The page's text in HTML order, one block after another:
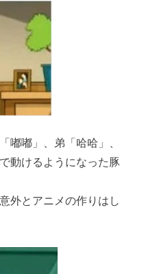
嘟嘟」、弟「哈哈」、
動けるようになった豚
外とアニメの作りはし